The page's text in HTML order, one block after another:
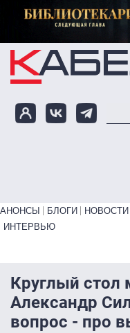
Перейти к основному
Primary links bottom
АНОНСЫ БЛОГИ НОВОСТИ
ИНТЕРВЬЮ
Круглый стол
Александр
вопрос - про